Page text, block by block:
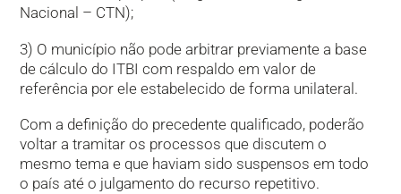
Nacional – CTN);
3) O município não pode arbitrar previamente a base
de cálculo do ITBI com respaldo em valor de
referência por ele estabelecido de forma unilateral.
Com a definição do precedente qualificado, poderão
voltar a tramitar os processos que discutem o
mesmo tema e que haviam sido suspensos em todo
o país até o julgamento do recurso repetitivo.